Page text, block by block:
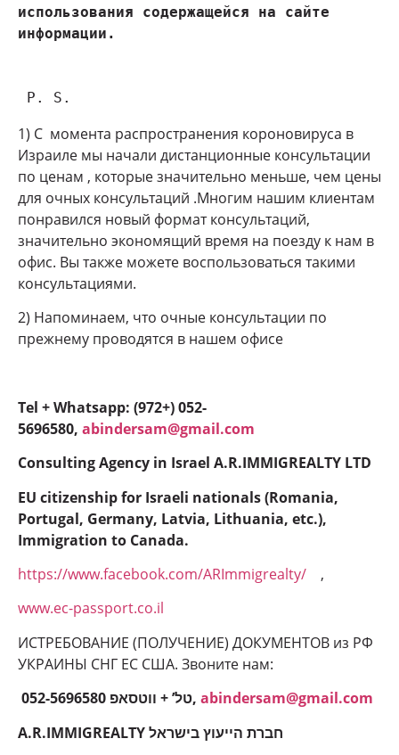
использования содержащейся на сайте
P. S.
1) С момента распространения короновируса в
Израиле мы начали дистанционные консультации
по ценам , которые значительно меньше, чем цены
для очных консультаций .Многим нашим клиентам
понравился новый формат консультаций,
значительно экономящий время на поезду к нам в
офис. Вы также можете воспользоваться такими
консультациями.
2) Напоминаем, что очные консультации по
прежнему проводятся в нашем офисе
Tel + Whatsapp: (972+) 052-
5696580, abindersam@gmail.com
Consulting Agency in Israel A.R.IMMIGREALTY LTD
EU citizenship for Israeli nationals (Romania,
Portugal, Germany, Latvia, Lithuania, etc.),
Immigration to Canada.
https://www.facebook.com/ARImmigrealty/ ,
www.ec-passport.co.il
ИСТРЕБОВАНИЕ (ПОЛУЧЕНИЕ) ДОКУМЕНТОВ из РФ
УКРАИНЫ СНГ ЕС США. Звоните нам:
052-5696580 טל’ + ווטסאפ, abindersam@gmail.com
A.R.IMMIGREALTY חברת הייעוץ בישראל